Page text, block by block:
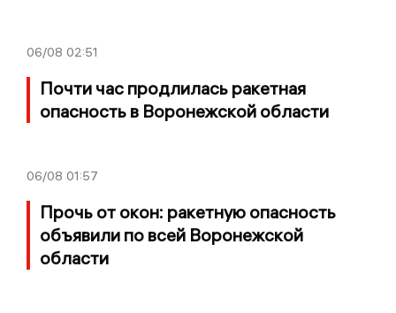
06/08 02:51
Почти час продлилась ракетная
опасность в Воронежской области
06/08 01:57
Прочь от окон: ракетную опасность
объявили по всей Воронежской
области